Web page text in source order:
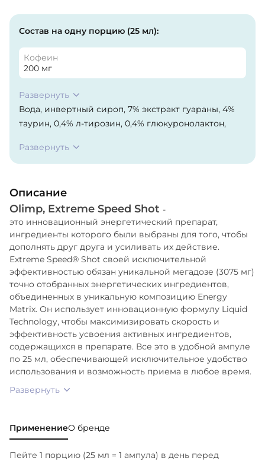
Состав на одну порцию (25 мл):
Кофеин
200 мг
Развернуть
Вода, инвертный сироп, 7% экстракт гуараны, 4%
таурин, 0,4% л-тирозин, 0,4% глюкуронолактон,
никотинамид - ниацин, пиридоксин гидрохлорид -
витамин Б6, кальций Д-пантотенат - пантотеновая
кофеин, регулятор кислотности - лимонная
кислота, ароматизаторы, консерванты - e200, e211.
Развернуть
Описание
Olimp, Extreme Speed Shot -
это инновационный энергетический препарат,
ингредиенты которого были выбраны для того, чтобы
дополнять друг друга и усиливать их действие.
Extreme Speed® Shot своей исключительной
эффективностью обязан уникальной мегадозе (3075 мг)
точно отобранных энергетических ингредиентов,
объединенных в уникальную композицию Energy
Matrix. Он использует инновационную формулу Liquid
Technology, чтобы максимизировать скорость и
эффективность усвоения активных ингредиентов,
содержащихся в препарате. Все это в удобной ампуле
по 25 мл, обеспечивающей исключительное удобство
использования и возможность приема в любое время.
Развернуть
ПрименениеО бренде
Пейте 1 порцию (25 мл = 1 ампула) в день перед